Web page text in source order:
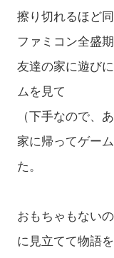
擦り切れるほど
ファミコン全盛
友達の家に遊び
ムを見て
（下手なので、
家に帰ってゲー
た。
おもちゃもない
に見立てて物語